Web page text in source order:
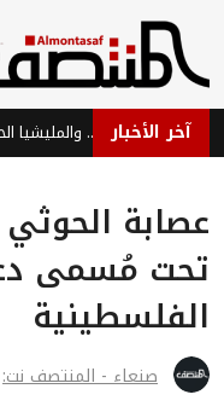
آخر الأخبار
الشرعية تُهدِّد .. والمليشيا
عصابة
تحت مُسمى
الفلسطينية
صنعاء - المنتصف نت: